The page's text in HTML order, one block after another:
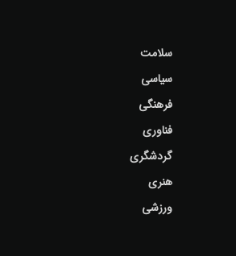
سلامت
سیاسی
فرهنگی
فناوری
گردشگری
هنری
ورزشی